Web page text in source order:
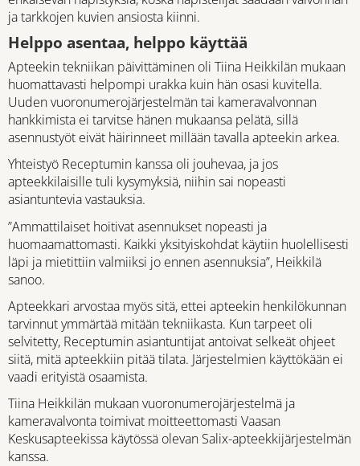
ja tarkkojen kuvien ansiosta kiinni.
Helppo asentaa, helppo käyttää
Apteekin tekniikan päivittäminen oli Tiina Heikkilän mukaan
huomattavasti helpompi urakka kuin hän osasi kuvitella.
Uuden vuoronumerojärjestelmän tai kameravalvonnan
hankkimista ei tarvitse hänen mukaansa pelätä, sillä
asennustyöt eivät häirinneet millään tavalla apteekin arkea.
Yhteistyö Receptumin kanssa oli jouhevaa, ja jos
apteekkilaisille tuli kysymyksiä, niihin sai nopeasti
asiantuntevia vastauksia.
”Ammattilaiset hoitivat asennukset nopeasti ja
huomaamattomasti. Kaikki yksityiskohdat käytiin huolellisesti
läpi ja mietittiin valmiiksi jo ennen asennuksia”, Heikkilä
sanoo.
Apteekkari arvostaa myös sitä, ettei apteekin henkilökunnan
tarvinnut ymmärtää mitään tekniikasta. Kun tarpeet oli
selvitetty, Receptumin asiantuntijat antoivat selkeät ohjeet
siitä, mitä apteekkiin pitää tilata. Järjestelmien käyttökään ei
vaadi erityistä osaamista.
Tiina Heikkilän mukaan vuoronumerojärjestelmä ja
kameravalvonta toimivat moitteettomasti Vaasan
Keskusapteekissa käytössä olevan Salix-apteekkijärjestelmän
kanssa.